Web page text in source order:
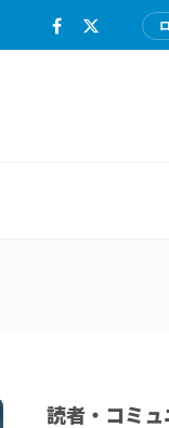
読者・コミュ